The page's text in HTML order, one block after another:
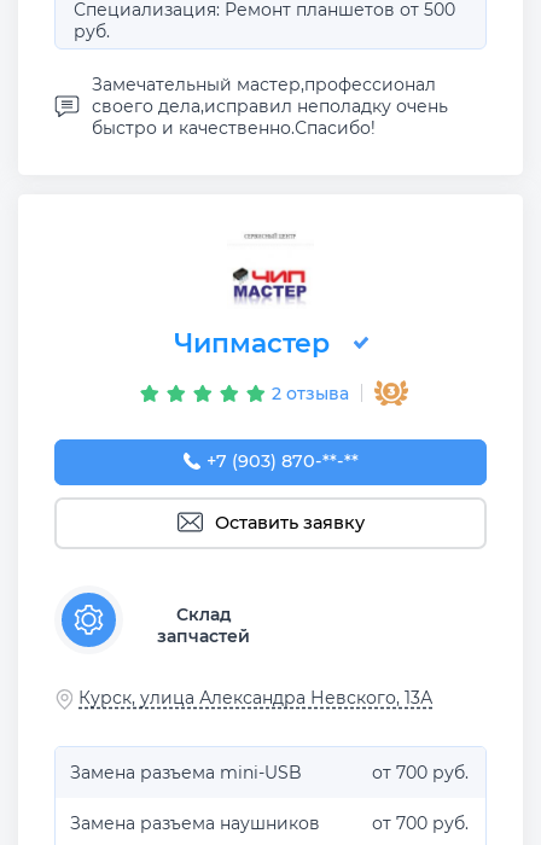
Специализация: Ремонт планшетов от 500
руб.
Замечательный мастер,профессионал
своего дела,исправил неполадку очень
быстро и качественно.Спасибо!
Чипмастер
2 отзыва
+7 (903) 870-27-76
+7 (903) 870-**-**
Оставить заявку
Склад
запчастей
Курск, улица Александра Невского, 13А
Замена разъема mini-USB от 700 руб.
Замена разъема наушников от 700 руб.